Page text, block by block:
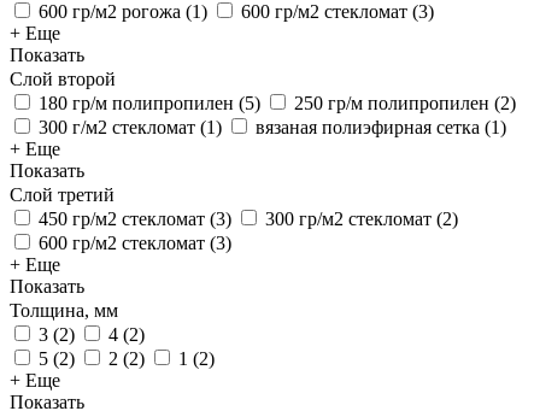
600 гр/м2 рогожа (1) 600 гр/м2 стекломат (3)
+ Еще
Показать
Слой второй
180 гр/м полипропилен (5) 250 гр/м полипропилен (2)
300 г/м2 стекломат (1) вязаная полиэфирная сетка (1)
+ Еще
Показать
Слой третий
450 гр/м2 стекломат (3) 300 гр/м2 стекломат (2)
600 гр/м2 стекломат (3)
+ Еще
Показать
Толщина, мм
3 (2) 4 (2)
5 (2) 2 (2) 1 (2)
+ Еще
Показать